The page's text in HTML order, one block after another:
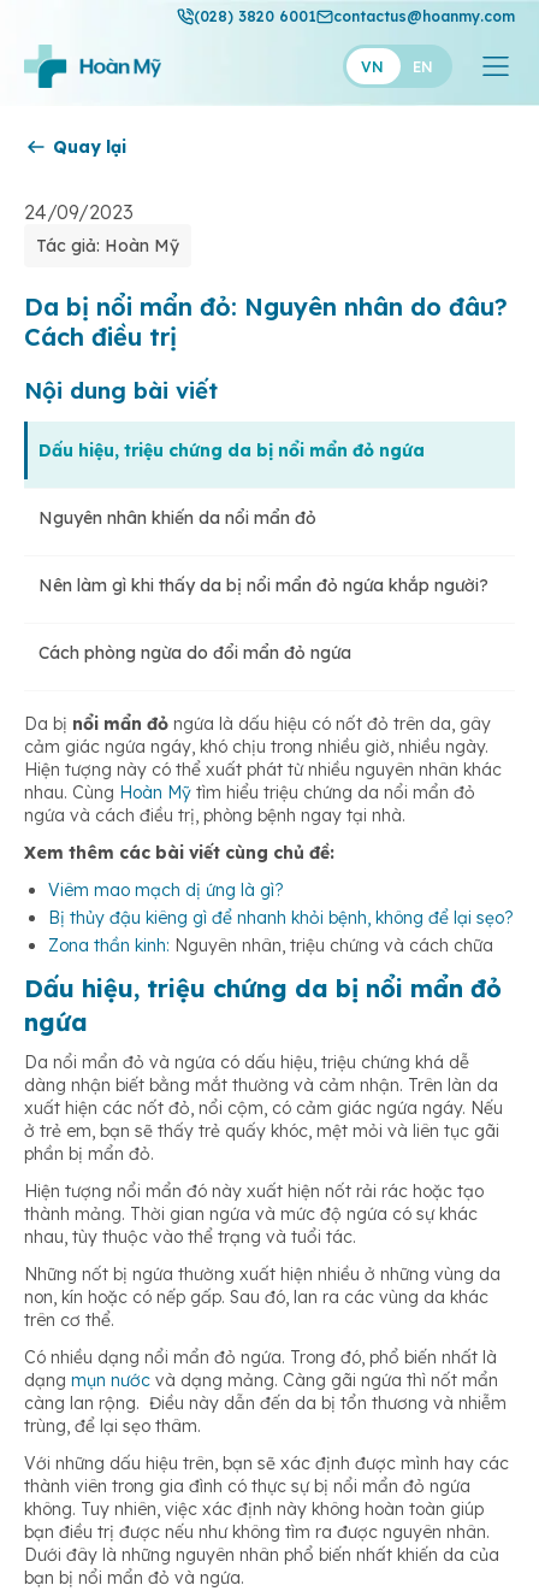
(028) 3820 6001 contactus@hoanmy.com
VN EN
Thuận Mỹ
Quay lại
24/09/2023
Tác giả: Hoàn Mỹ
Da bị nổi mẩn đỏ: Nguyên nhân do đâu?
Cách điều trị
Nội dung bài viết
Dấu hiệu, triệu chứng da bị nổi mẩn đỏ ngứa
Nguyên nhân khiến da nổi mẩn đỏ
Nên làm gì khi thấy da bị nổi mẩn đỏ ngứa khắp người?
Cách phòng ngừa do đổi mẩn đỏ ngứa
Da bị nổi mẩn đỏ ngứa là dấu hiệu có nốt đỏ trên da, gây
cảm giác ngứa ngáy, khó chịu trong nhiều giờ, nhiều ngày.
Hiện tượng này có thể xuất phát từ nhiều nguyên nhân khác
nhau. Cùng Hoàn Mỹ tìm hiểu triệu chứng da nổi mẩn đỏ
ngứa và cách điều trị, phòng bệnh ngay tại nhà.
Xem thêm các bài viết cùng chủ đề:
Viêm mao mạch dị ứng là gì?
Bị thủy đậu kiêng gì để nhanh khỏi bệnh, không để lại sẹo?
Zona thần kinh: Nguyên nhân, triệu chứng và cách chữa
Dấu hiệu, triệu chứng da bị nổi mẩn đỏ
ngứa
Da nổi mẩn đỏ và ngứa có dấu hiệu, triệu chứng khá dễ
dàng nhận biết bằng mắt thường và cảm nhận. Trên làn da
xuất hiện các nốt đỏ, nổi cộm, có cảm giác ngứa ngáy. Nếu
ở trẻ em, bạn sẽ thấy trẻ quấy khóc, mệt mỏi và liên tục gãi
phần bị mẩn đỏ.
Hiện tượng nổi mẩn đó này xuất hiện nốt rải rác hoặc tạo
thành mảng. Thời gian ngứa và mức độ ngứa có sự khác
nhau, tùy thuộc vào thể trạng và tuổi tác.
Những nốt bị ngứa thường xuất hiện nhiều ở những vùng da
non, kín hoặc có nếp gấp. Sau đó, lan ra các vùng da khác
trên cơ thể.
Có nhiều dạng nổi mẩn đỏ ngứa. Trong đó, phổ biến nhất là
dạng mụn nước và dạng mảng. Càng gãi ngứa thì nốt mẩn
càng lan rộng. Điều này dẫn đến da bị tổn thương và nhiễm
trùng, để lại sẹo thâm.
Với những dấu hiệu trên, bạn sẽ xác định được mình hay các
thành viên trong gia đình có thực sự bị nổi mẩn đỏ ngứa
không. Tuy nhiên, việc xác định này không hoàn toàn giúp
bạn điều trị được nếu như không tìm ra được nguyên nhân.
Dưới đây là những nguyên nhân phổ biến nhất khiến da của
bạn bị nổi mẩn đỏ và ngứa.